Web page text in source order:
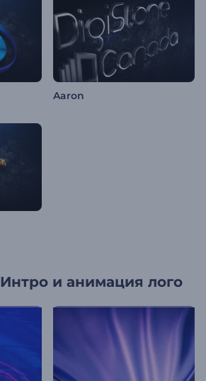
Aaron
Интро и анимация лого